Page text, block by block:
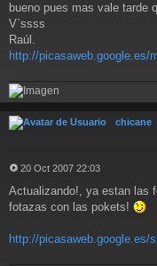
e
n
s
j
bueno pues mas vale tarde
V`ssss
Raúl.
http://picasaweb.google.es/
chicane
e
n
j
20 Oct 2007 22:03
Actualizando!, ya estan las
fotazas con las pokets!
http://picasaweb.google.es/